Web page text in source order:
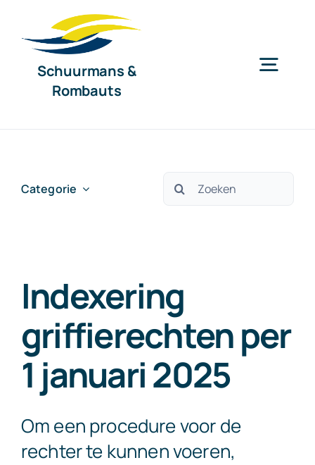
naar
Schuurmans &
Rombauts
Nieuws
Exact Online
Neem contact op!
Categorie
Zoeken
Indexering
griffierechten per
1 januari 2025
Om een procedure voor de
rechter te kunnen voeren,